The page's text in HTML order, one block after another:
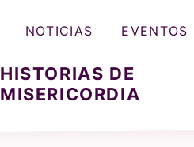
HISTORIAS DE
MISERICORDIA
NOTICIAS EVENTOS